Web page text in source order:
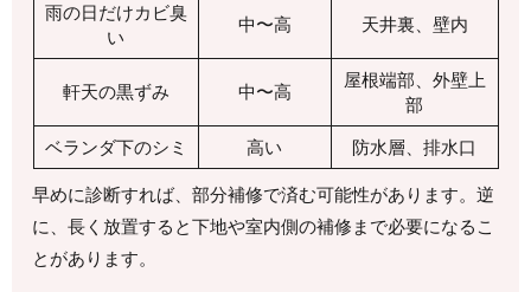
雨の日だけカビ臭
い
中〜高 天井裏、壁内
軒天の黒ずみ 中〜高
屋根端部、外壁上
部
ベランダ下のシミ
高い 防水層、排水口
早めに診断すれば、部分補修で済む可能性があります。逆
に、長く放置すると下地や室内側の補修まで必要になるこ
とがあります。